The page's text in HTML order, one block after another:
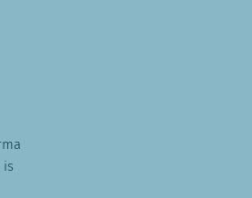
is